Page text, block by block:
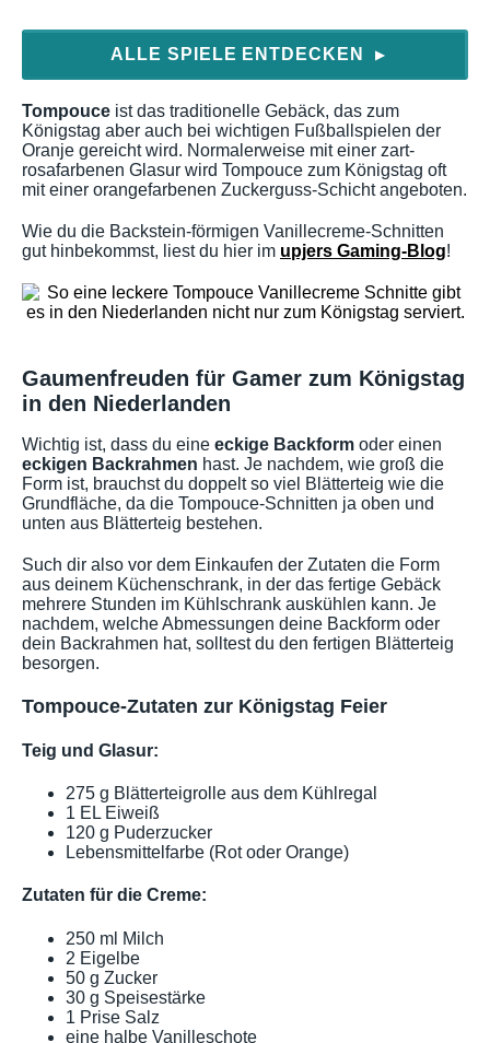
ALLE SPIELE ENTDECKEN ▶
Tompouce ist das traditionelle Gebäck, das zum
Königstag aber auch bei wichtigen Fußballspielen der
Oranje gereicht wird. Normalerweise mit einer zart-
rosafarbenen Glasur wird Tompouce zum Königstag oft
mit einer orangefarbenen Zuckerguss-Schicht angeboten.
Wie du die Backstein-förmigen Vanillecreme-Schnitten
gut hinbekommst, liest du hier im upjers Gaming-Blog!
Gaumenfreuden für Gamer zum Königstag
in den Niederlanden
Wichtig ist, dass du eine eckige Backform oder einen
eckigen Backrahmen hast. Je nachdem, wie groß die
Form ist, brauchst du doppelt so viel Blätterteig wie die
Grundfläche, da die Tompouce-Schnitten ja oben und
unten aus Blätterteig bestehen.
Such dir also vor dem Einkaufen der Zutaten die Form
aus deinem Küchenschrank, in der das fertige Gebäck
mehrere Stunden im Kühlschrank auskühlen kann. Je
nachdem, welche Abmessungen deine Backform oder
dein Backrahmen hat, solltest du den fertigen Blätterteig
besorgen.
Tompouce-Zutaten zur Königstag Feier
Teig und Glasur:
275 g Blätterteigrolle aus dem Kühlregal
1 EL Eiweiß
120 g Puderzucker
Lebensmittelfarbe (Rot oder Orange)
Zutaten für die Creme:
250 ml Milch
2 Eigelbe
50 g Zucker
30 g Speisestärke
1 Prise Salz
eine halbe Vanilleschote